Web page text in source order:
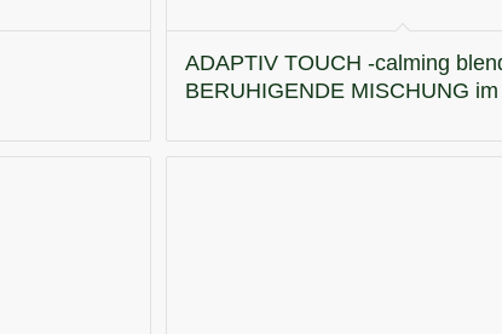
ADAPTIV TOUCH -calming
BERUHIGENDE MISCHUNG